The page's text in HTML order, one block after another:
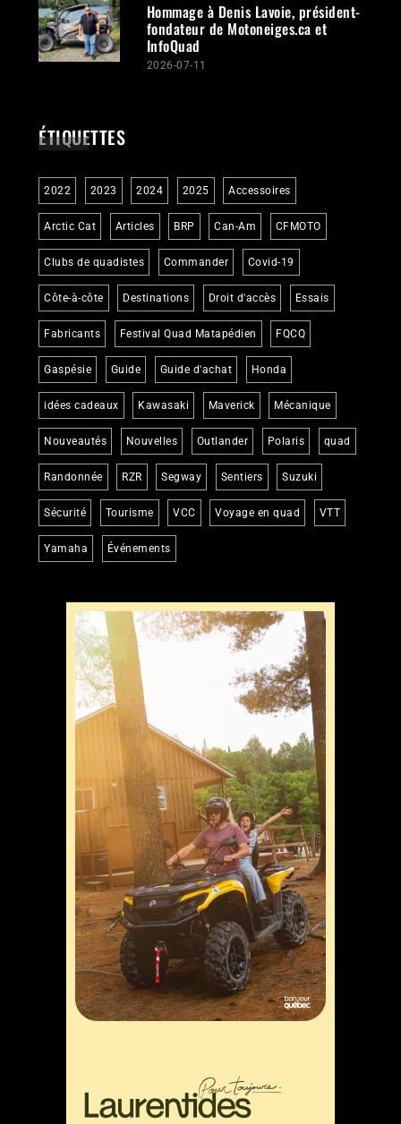
Hommage à Denis Lavoie, président-
fondateur de Motoneiges.ca et
InfoQuad
2026-07-11
ÉTIQUETTES
2022 2023 2024 2025 Accessoires
Arctic Cat Articles BRP Can-Am CFMOTO
Clubs de quadistes Commander Covid-19
Côte-à-côte Destinations Droit d'accès Essais
Fabricants Festival Quad Matapédien FQCQ
Gaspésie Guide Guide d'achat Honda
idées cadeaux Kawasaki Maverick Mécanique
Nouveautés Nouvelles Outlander Polaris quad
Randonnée RZR Segway Sentiers Suzuki
Sécurité Tourisme VCC Voyage en quad VTT
Yamaha Événements